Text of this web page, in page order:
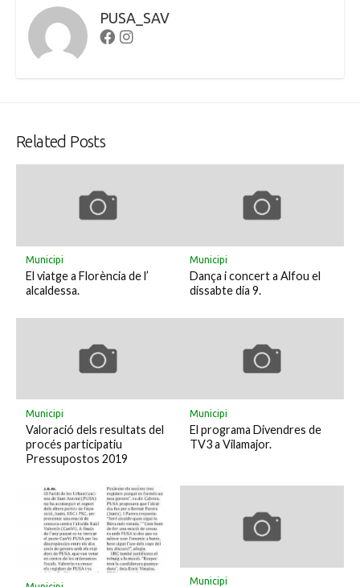
PUSA_SAV
FacebookInstagram
Related Posts
Municipi
El viatge a Florència de l’
alcaldessa.
Municipi
Dança i concert a Alfou el
dissabte dia 9.
Municipi
Valoració dels resultats del
procés participatiu
Pressupostos 2019
Municipi
El programa Divendres de
TV3 a Vilamajor.
Municipi